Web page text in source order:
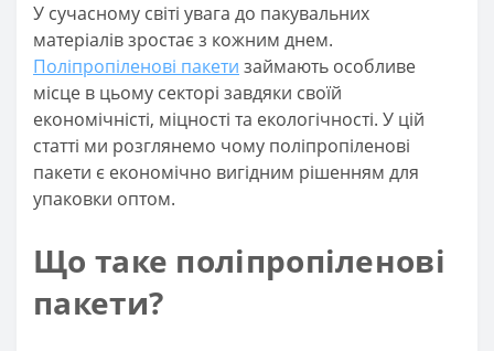
У сучасному світі увага до пакувальних
матеріалів зростає з кожним днем.
Поліпропіленові пакети займають особливе
місце в цьому секторі завдяки своїй
економічністі, міцності та екологічності. У цій
статті ми розглянемо чому поліпропіленові
пакети є економічно вигідним рішенням для
упаковки оптом.
Що таке поліпропіленові
пакети?